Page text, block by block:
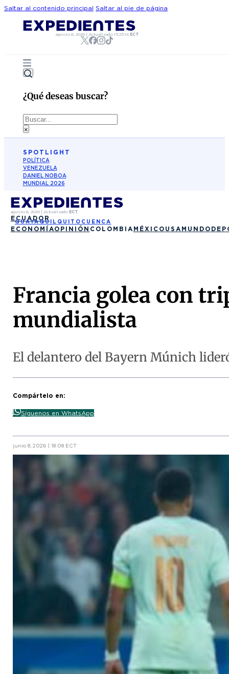
Saltar al contenido principal Saltar al pie de página
agosto 8, 2026| Actualizado 15:25:14 ECT
¿Qué deseas buscar?
Buscar
×
SPOTLIGHT
POLÍTICA
VENEZUELA
DANIEL NOBOA
MUNDIAL 2026
agosto 8, 2026| Actualizado ECT
ECUADOR
GUAYAQUIL QUITO CUENCA
ECONOMÍAOPINIÓN COLOMBIA MÉXICO USA MUNDO
Francia golea con
mundialista
El delantero del Bayern Múnich
Compártelo en:
Síguenos en WhatsApp
junio 8, 2026 | 18:08 ECT